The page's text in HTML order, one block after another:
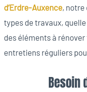
d’Erdre-Auxence,
types de travaux,
des éléments à
entretiens réguliers
Besoin